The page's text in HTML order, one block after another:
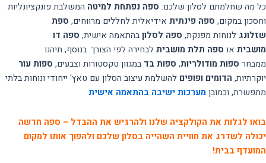
כל מה שחלמתם לסלון שלכם: ספה נפתחת למיטה המשלבת פונקציונליות
וחסכון במקום, ספה פינתית אידיאלית לחללים מרווחים, ספת
שזלונג לנוחות מפנקת, ספה לסלוןבהתאמה אישית, ספה דו
מושבית או ספה תלת מושביתלבחירה לפי הצורך. בנוסף, תיהנו
ממבחר ספות מודולריות, ספות בד במגוון טקסטורות וצבעים, ספות עור
יוקרתיות, הדומים ופופים להשלמת עיצוב הסלון עם טאץ' ייחודי ונוחות בלתי
מתפשרת, וכמובןמערכות ישיבה בהתאמה אישית
בואו לגלות את הקולקציה שלנו ולהרגיש את ההבדל – ספה חדשה
יכולה לשדרג את חוויית השהייה בסלון שלכם ולהפוך אותו למקום
המועדף בבית!